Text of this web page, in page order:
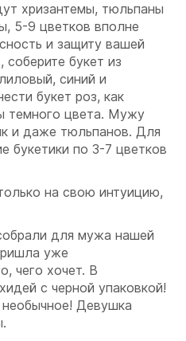
хризантемы, тюльпаны
5-9 цветков вполне
и защиту вашей
букет из
синий и
букет роз, как
темного цвета. Мужу
и даже тюльпанов. Для
букетики по 3-7 цветков
на свою интуицию,
для мужа нашей
уже
чего хочет. В
с черной упаковкой!
необычное! Девушка